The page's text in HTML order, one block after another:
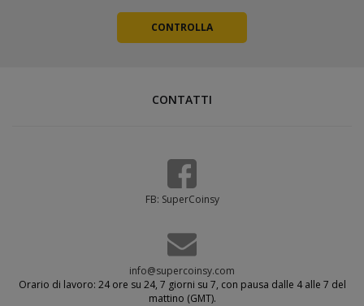
CONTATTI
FB: SuperCoinsy
info@supercoinsy.com
Orario di lavoro: 24 ore su 24, 7 giorni su 7, con pausa dalle 4 alle 7 del
mattino (GMT).